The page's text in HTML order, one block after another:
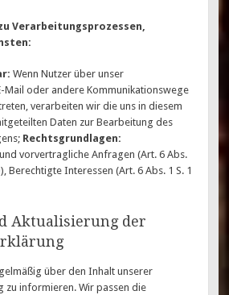
Verarbeitungsprozessen,
Wenn Nutzer über unser
Mail oder andere Kommunikationswege
verarbeiten wir die uns in diesem
Daten zur Bearbeitung des
Rechtsgrundlagen:
vorvertragliche Anfragen (Art. 6 Abs.
Berechtigte Interessen (Art. 6 Abs. 1 S. 1
Aktualisierung der
über den Inhalt unserer
zu informieren. Wir passen die